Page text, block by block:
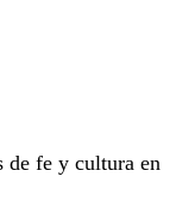
de fe y cultura en